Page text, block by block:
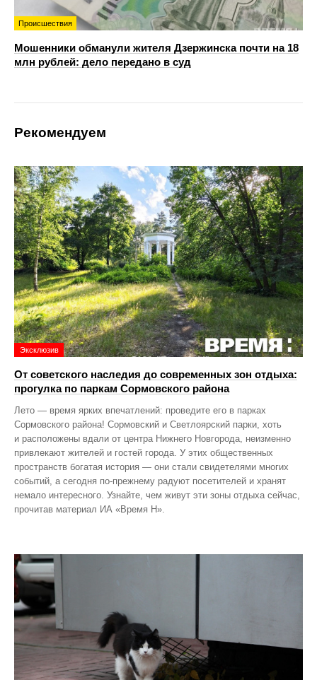
Происшествия
Мошенники обманули жителя Дзержинска почти на 18
млн рублей: дело передано в суд
Рекомендуем
Эксклюзив
От советского наследия до современных зон отдыха:
прогулка по паркам Сормовского района
Лето — время ярких впечатлений: проведите его в парках
Сормовского района! Сормовский и Светлоярский парки, хоть
и расположены вдали от центра Нижнего Новгорода, неизменно
привлекают жителей и гостей города. У этих общественных
пространств богатая история — они стали свидетелями многих
событий, а сегодня по‑прежнему радуют посетителей и хранят
немало интересного. Узнайте, чем живут эти зоны отдыха сейчас,
прочитав материал ИА «Время Н».